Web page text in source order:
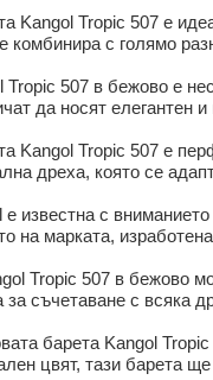
Kangol Tropic 507 е
комбинира с голямо
Tropic 507 в бежово е
да носят елегантен
Kangol Tropic 507 е
дреха, която се
известна с
на марката,
Tropic 507 в бежово
за съчетаване с всяка
барета Kangol
цвят, тази барета